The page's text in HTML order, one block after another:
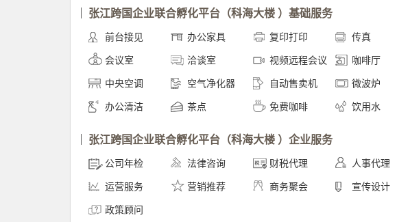
张江跨国企业联合孵化平台（科海大楼 ）基础服务
前台接见 办公家具 复印打印 传真
会议室 洽谈室 视频远程会议 咖啡厅
中央空调 空气净化器 自动售卖机 微波炉
办公清洁 茶点 免费咖啡 饮用水
张江跨国企业联合孵化平台（科海大楼 ）企业服务
公司年检 法律咨询 财税代理 人事代理
运营服务 营销推荐 商务聚会 宣传设计
政策顾问